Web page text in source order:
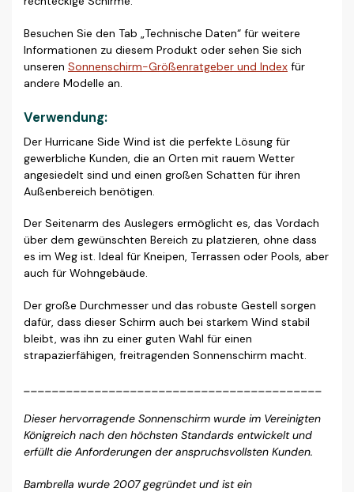
Besuchen Sie den Tab „Technische Daten“ für weitere
Informationen zu diesem Produkt oder sehen Sie sich
unseren Sonnenschirm-Größenratgeber und Index für
andere Modelle an.
Verwendung:
Der Hurricane Side Wind ist die perfekte Lösung für
gewerbliche Kunden, die an Orten mit rauem Wetter
angesiedelt sind und einen großen Schatten für ihren
Außenbereich benötigen.
Der Seitenarm des Auslegers ermöglicht es, das Vordach
über dem gewünschten Bereich zu platzieren, ohne dass
es im Weg ist. Ideal für Kneipen, Terrassen oder Pools, aber
auch für Wohngebäude.
Der große Durchmesser und das robuste Gestell sorgen
dafür, dass dieser Schirm auch bei starkem Wind stabil
bleibt, was ihn zu einer guten Wahl für einen
strapazierfähigen, freitragenden Sonnenschirm macht.
Dieser hervorragende Sonnenschirm wurde im Vereinigten
Königreich nach den höchsten Standards entwickelt und
erfüllt die Anforderungen der anspruchsvollsten Kunden.
Bambrella wurde 2007 gegründet und ist ein